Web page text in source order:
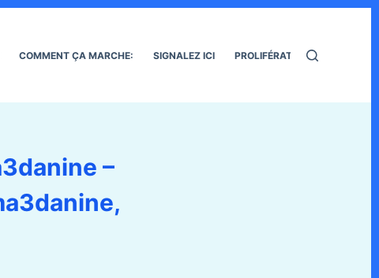
COMMENT ÇA MARCHE: SIGNALEZ ICI PROLIFÉRATION DES RATS
–